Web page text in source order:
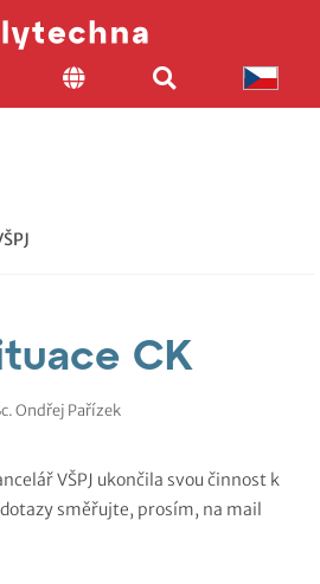
CK
Ondřej Pařízek
VŠPJ ukončila svou činnost k
směřujte, prosím, na mail